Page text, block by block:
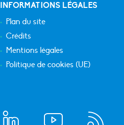
INFORMATIONS LÉGALES
Plan du site
Crédits
Mentions légales
Politique de cookies (UE)